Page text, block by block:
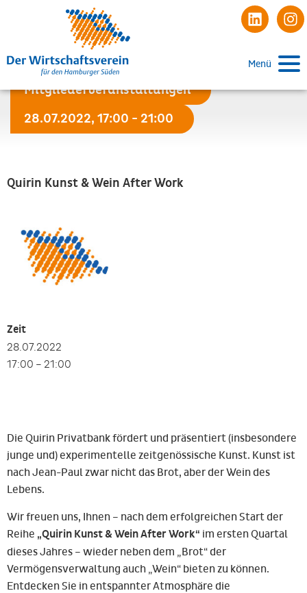
Menü
Mitgliederveranstaltungen
28.07.2022, 17:00 - 21:00
Quirin Kunst & Wein After Work
Zeit
28.07.2022
17:00 – 21:00
Die Quirin Privatbank fördert und präsentiert (insbesondere
junge und) experimentelle zeitgenössische Kunst. Kunst ist
nach Jean-Paul zwar nicht das Brot, aber der Wein des
Lebens.
Wir freuen uns, Ihnen – nach dem erfolgreichen Start der
Reihe „Quirin Kunst & Wein After Work“ im ersten Quartal
dieses Jahres – wieder neben dem „Brot“ der
Vermögensverwaltung auch „Wein“ bieten zu können.
Entdecken Sie in entspannter Atmosphäre die